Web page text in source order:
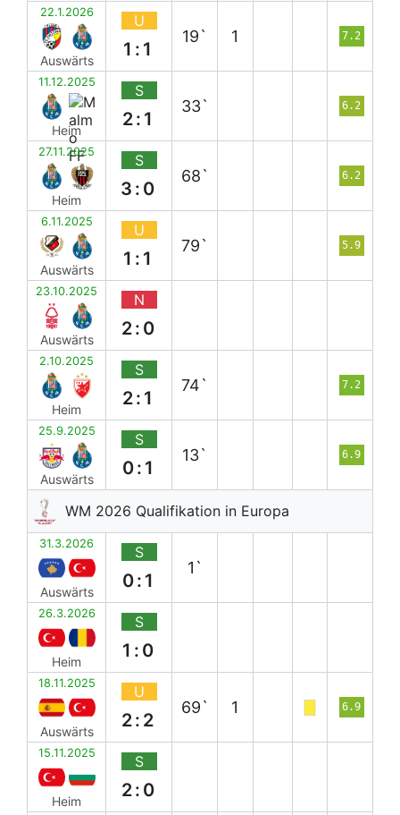
22.1.2026
Auswärts
U
1:1
19` 1 7.2
11.12.2025
Heim
S
2:1
33` 6.2
27.11.2025
Heim
S
3:0
68` 6.2
6.11.2025
Auswärts
U
1:1
79` 5.9
23.10.2025
Auswärts
N
2:0
2.10.2025
Heim
S
2:1
74` 7.2
25.9.2025
Auswärts
S
0:1
13` 6.9
WM 2026 Qualifikation in Europa
31.3.2026
Auswärts
S
0:1
1`
26.3.2026
Heim
S
1:0
18.11.2025
Auswärts
U
2:2
69` 1 6.9
15.11.2025
Heim
S
2:0